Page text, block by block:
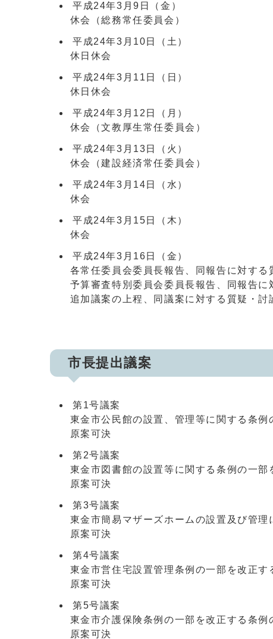
平成24年3月9日（金）
休会（総務常任委員会）
平成24年3月10日（土）
休日休会
平成24年3月11日（日）
休日休会
平成24年3月12日（月）
休会（文教厚生常任委員会）
平成24年3月13日（火）
休会（建設経済常任委員会）
平成24年3月14日（水）
休会
平成24年3月15日（木）
休会
平成24年3月16日（金）
各常任委員会委員長報告、同報告に対する
予算審査特別委員会委員長報告、同報告に
追加議案の上程、同議案に対する質疑・討
市長提出議案
第1号議案
東金市公民館の設置、管理等に関する条例
原案可決
第2号議案
東金市図書館の設置等に関する条例の一部
原案可決
第3号議案
東金市簡易マザーズホームの設置及び管理
原案可決
第4号議案
東金市営住宅設置管理条例の一部を改正す
原案可決
第5号議案
東金市介護保険条例の一部を改正する条例
原案可決